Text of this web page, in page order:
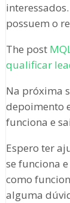
possuem o
The post
qualificar
Na próxima
depoimento
funciona e
Espero ter
se funciona
como
alguma